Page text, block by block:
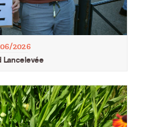
2026
Lancelevée